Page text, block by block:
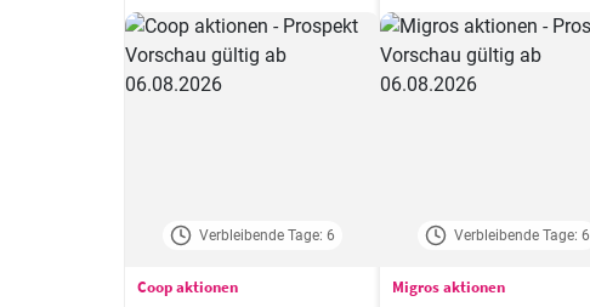
Verbleibende Tage: 6
Coop aktionen
Verbleibende Tage: 6
Migros aktionen